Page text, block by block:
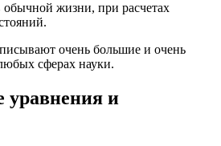
жизни, при расчетах
очень большие и очень
сферах науки.
уравнения и